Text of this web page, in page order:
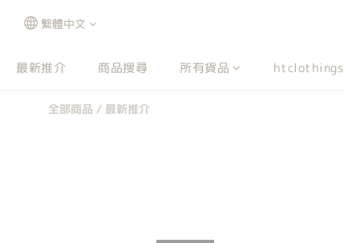
繁體中文
最新推介 商品搜尋 所有貨品 htclothings
全部商品 / 最新推介